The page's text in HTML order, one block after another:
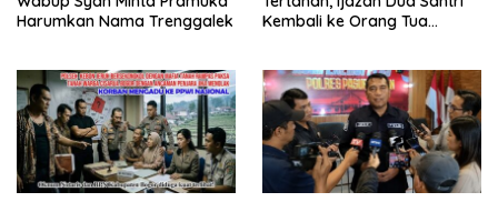
Harumkan Nama Trenggalek
Kembali ke Orang Tua